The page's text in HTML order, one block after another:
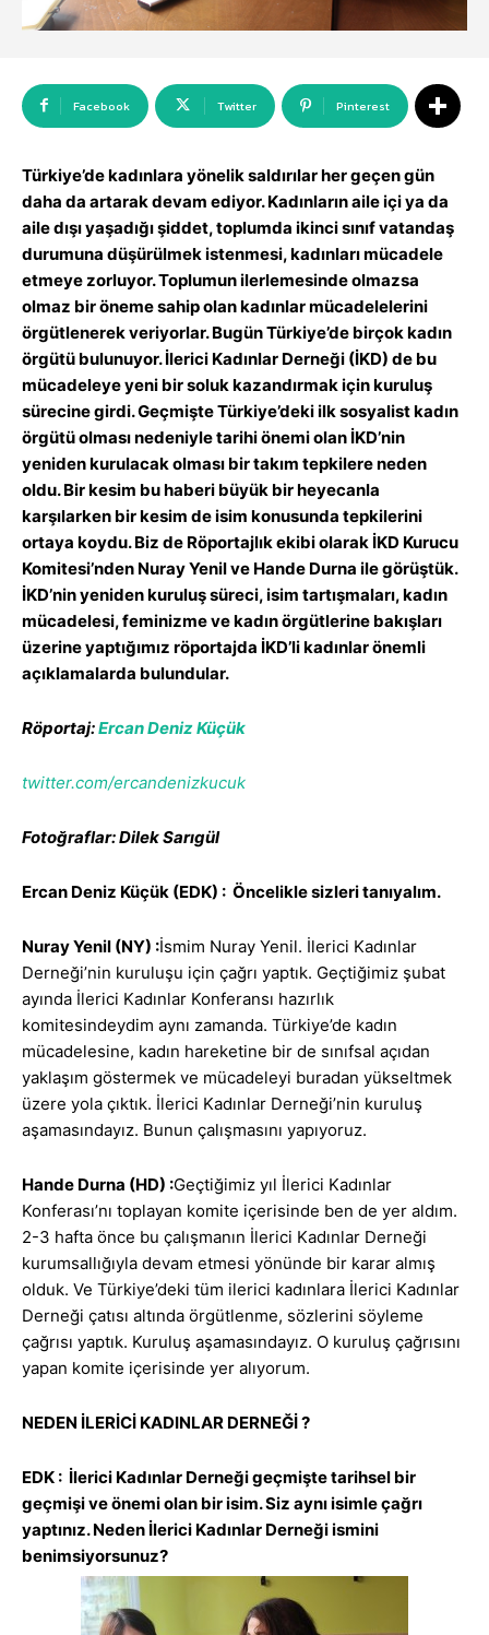
Facebook Twitter Pinterest
Türkiye’de kadınlara yönelik saldırılar her geçen gün
daha da artarak devam ediyor. Kadınların aile içi ya da
aile dışı yaşadığı şiddet, toplumda ikinci sınıf vatandaş
durumuna düşürülmek istenmesi, kadınları mücadele
etmeye zorluyor. Toplumun ilerlemesinde olmazsa
olmaz bir öneme sahip olan kadınlar mücadelelerini
örgütlenerek veriyorlar. Bugün Türkiye’de birçok kadın
örgütü bulunuyor. İlerici Kadınlar Derneği (İKD) de bu
mücadeleye yeni bir soluk kazandırmak için kuruluş
sürecine girdi. Geçmişte Türkiye’deki ilk sosyalist kadın
örgütü olması nedeniyle tarihi önemi olan İKD’nin
yeniden kurulacak olması bir takım tepkilere neden
oldu. Bir kesim bu haberi büyük bir heyecanla
karşılarken bir kesim de isim konusunda tepkilerini
ortaya koydu. Biz de Röportajlık ekibi olarak İKD Kurucu
Komitesi’nden Nuray Yenil ve Hande Durna ile görüştük.
İKD’nin yeniden kuruluş süreci, isim tartışmaları, kadın
mücadelesi, feminizme ve kadın örgütlerine bakışları
üzerine yaptığımız röportajda İKD’li kadınlar önemli
açıklamalarda bulundular.
Röportaj:Ercan Deniz Küçük
twitter.com/ercandenizkucuk
Fotoğraflar: Dilek Sarıgül
Ercan Deniz Küçük (EDK) : Öncelikle sizleri tanıyalım.
Nuray Yenil (NY) :İsmim Nuray Yenil. İlerici Kadınlar
Derneği’nin kuruluşu için çağrı yaptık. Geçtiğimiz şubat
ayında İlerici Kadınlar Konferansı hazırlık
komitesindeydim aynı zamanda. Türkiye’de kadın
mücadelesine, kadın hareketine bir de sınıfsal açıdan
yaklaşım göstermek ve mücadeleyi buradan yükseltmek
üzere yola çıktık. İlerici Kadınlar Derneği’nin kuruluş
aşamasındayız. Bunun çalışmasını yapıyoruz.
Hande Durna (HD) :Geçtiğimiz yıl İlerici Kadınlar
Konferası’nı toplayan komite içerisinde ben de yer aldım.
2-3 hafta önce bu çalışmanın İlerici Kadınlar Derneği
kurumsallığıyla devam etmesi yönünde bir karar almış
olduk. Ve Türkiye’deki tüm ilerici kadınlara İlerici Kadınlar
Derneği çatısı altında örgütlenme, sözlerini söyleme
çağrısı yaptık. Kuruluş aşamasındayız. O kuruluş çağrısını
yapan komite içerisinde yer alıyorum.
NEDEN İLERİCİ KADINLAR DERNEĞİ ?
EDK : İlerici Kadınlar Derneği geçmişte tarihsel bir
geçmişi ve önemi olan bir isim. Siz aynı isimle çağrı
yaptınız. Neden İlerici Kadınlar Derneği ismini
benimsiyorsunuz?